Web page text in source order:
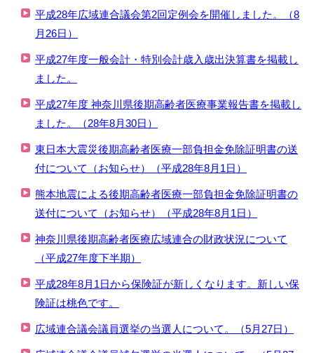
平成28年広域連合議会第2回定例会を開催しました。（8
月26日）
平成27年度一般会計・特別会計歳入歳出決算書を掲載し
ました。
平成27年度 神奈川県後期高齢者医療事業報告書を掲載し
ました。（28年8月30日）
東日本大震災後期高齢者医療一部負担金免除証明書の送
付について（お知らせ）（平成28年8月1日）
熊本地震による後期高齢者医療一部負担金免除証明書の
送付について（お知らせ）（平成28年8月1日）
神奈川県後期高齢者医療広域連合の財政状況について
（平成27年度下半期）
平成28年8月1日から保険証が新しくなります。新しい保
険証は桃色です。
広域連合議会議員選挙の当選人について。（5月27日）